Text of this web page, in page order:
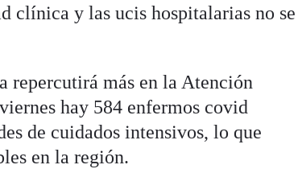
clínica y las ucis hospitalarias no se
repercutirá más en la Atención
hay 584 enfermos covid
de cuidados intensivos, lo que
en la región.